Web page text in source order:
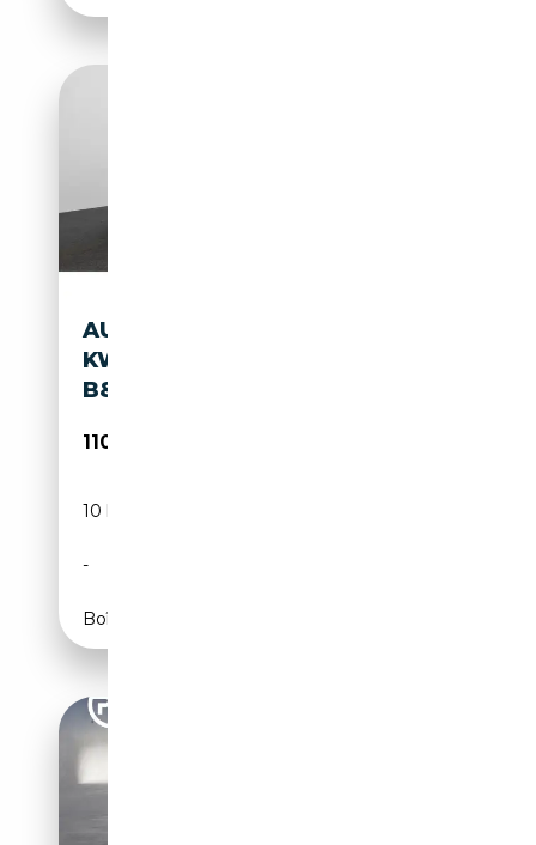
AUDI RS5 RS 5 LIMOUSINE 470
KW TIPTRONIC TECH PRO,
B&O, ...
110 792€
10 km
-
Boîte automatique